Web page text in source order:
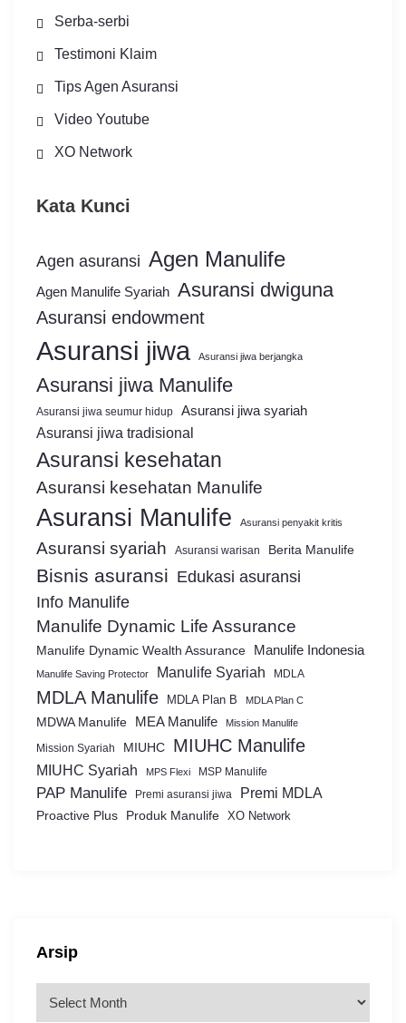
Serba-serbi
Testimoni Klaim
Tips Agen Asuransi
Video Youtube
XO Network
Kata Kunci
Agen asuransi Agen Manulife
Agen Manulife Syariah Asuransi dwiguna
Asuransi endowment
Asuransi jiwa Asuransi jiwa berjangka
Asuransi jiwa Manulife
Asuransi jiwa seumur hidup Asuransi jiwa syariah
Asuransi jiwa tradisional
Asuransi kesehatan
Asuransi kesehatan Manulife
Asuransi Manulife Asuransi penyakit kritis
Asuransi syariah Asuransi warisan Berita Manulife
Bisnis asuransi Edukasi asuransi
Info Manulife
Manulife Dynamic Life Assurance
Manulife Dynamic Wealth Assurance Manulife Indonesia
Manulife Saving Protector Manulife Syariah MDLA
MDLA Manulife MDLA Plan B MDLA Plan C
MDWA Manulife MEA Manulife Mission Manulife
Mission Syariah MIUHC MIUHC Manulife
MIUHC Syariah MPS Flexi MSP Manulife
PAP Manulife Premi asuransi jiwa Premi MDLA
Proactive Plus Produk Manulife XO Network
Arsip